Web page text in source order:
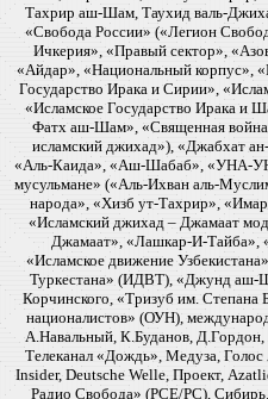
Тахрир аш-Шам, Таухид валь-
«Свобода России» («Легион
Ичкерия», «Правый сектор»,
«Айдар», «Национальный корпус»,
Государство Ирака и Сирии»,
«Исламское Государство Ирака
Фатх аш-Шам», «Священная
исламский джихад»), «Джабхат
«Аль-Каида», «Аш-Шабаб», «УНА-
мусульмане» («Аль-Ихван аль-
народа», «Хизб ут-Тахрир»,
«Исламский джихад – Джамаат
Джамаат», «Лашкар-И-Тайба»,
«Исламское движение
Туркестана» (ИДВТ), «Джунд аш-
Корчинского, «Тризуб им. Степана
националистов» (ОУН),
А.Навальный, К.Буданов,
Телеканал «Дождь», Медуза,
Insider, Deutsche Welle, Проект,
Радио Свобода» (PCE/PC),